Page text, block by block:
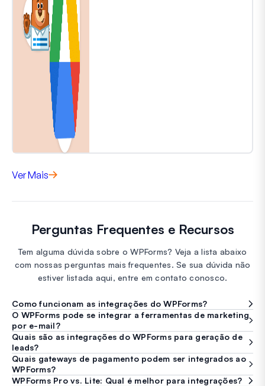
Ver Mais
Perguntas Frequentes e Recursos
Tem alguma dúvida sobre o WPForms? Veja a lista abaixo
com nossas perguntas mais frequentes. Se sua dúvida não
estiver listada aqui, entre em contato conosco.
Como funcionam as integrações do WPForms?
O WPForms pode se integrar a ferramentas de marketing
por e-mail?
Quais são as integrações do WPForms para geração de
leads?
Quais gateways de pagamento podem ser integrados ao
WPForms?
WPForms Pro vs. Lite: Qual é melhor para integrações?